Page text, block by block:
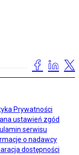
Prywatności
ustawień zgód
serwisu
o nadawcy
dostępności